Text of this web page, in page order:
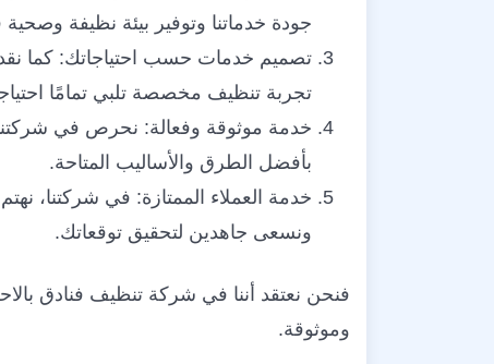
جودة خدماتنا وتوفير بيئة نظيفة
تصميم خدمات حسب احتياجاتك: كما
تجربة تنظيف مخصصة تلبي تمامًا
خدمة موثوقة وفعالة: نحرص في
بأفضل الطرق والأساليب المتاحة.
خدمة العملاء الممتازة: في شركتنا،
ونسعى جاهدين لتحقيق توقعاتك.
فنحن نعتقد أننا في شركة تنظيف فنادق
وموثوقة.